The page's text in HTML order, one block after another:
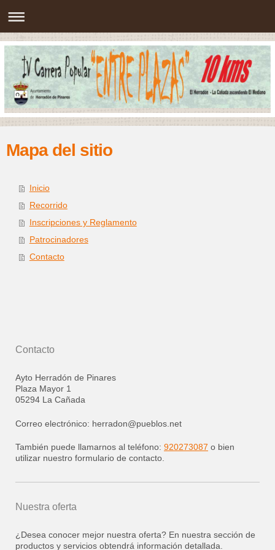
Mapa del sitio
Inicio
Recorrido
Inscripciones y Reglamento
Patrocinadores
Contacto
Contacto
Ayto Herradón de Pinares
Plaza Mayor 1
05294 La Cañada
Correo electrónico: herradon@pueblos.net
También puede llamarnos al teléfono: 920273087 o bien
utilizar nuestro formulario de contacto.
Nuestra oferta
¿Desea conocer mejor nuestra oferta? En nuestra sección de
productos y servicios obtendrá información detallada.